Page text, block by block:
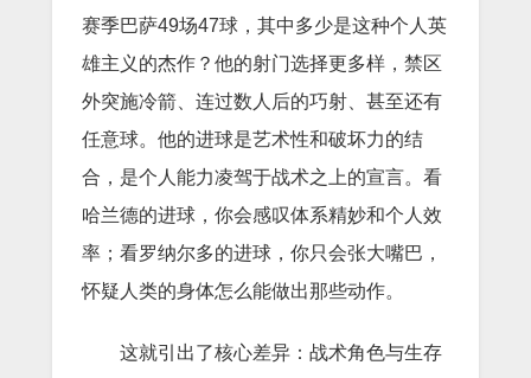
赛季巴萨49场47球，其中多少是这种个人英
雄主义的杰作？他的射门选择更多样，禁区
外突施冷箭、连过数人后的巧射、甚至还有
任意球。他的进球是艺术性和破坏力的结
合，是个人能力凌驾于战术之上的宣言。看
哈兰德的进球，你会感叹体系精妙和个人效
率；看罗纳尔多的进球，你只会张大嘴巴，
怀疑人类的身体怎么能做出那些动作。
这就引出了核心差异：战术角色与生存